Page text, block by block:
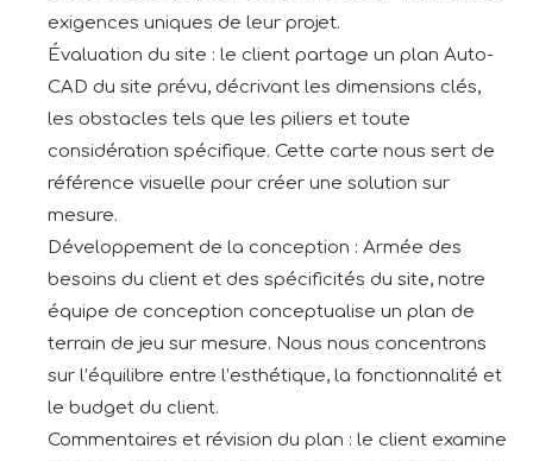
exigences uniques de leur projet.
Évaluation du site : le client partage un plan Auto-
CAD du site prévu, décrivant les dimensions clés,
les obstacles tels que les piliers et toute
considération spécifique. Cette carte nous sert de
référence visuelle pour créer une solution sur
mesure.
Développement de la conception : Armée des
besoins du client et des spécificités du site, notre
équipe de conception conceptualise un plan de
terrain de jeu sur mesure. Nous nous concentrons
sur l’équilibre entre l’esthétique, la fonctionnalité et
le budget du client.
Commentaires et révision du plan : le client examine